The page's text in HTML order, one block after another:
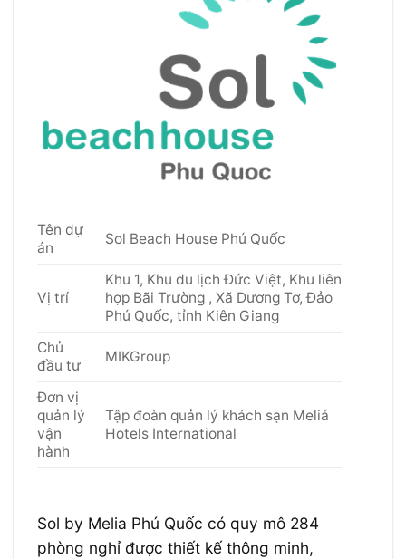
Tên dự
án
Sol Beach House Phú Quốc
Vị trí
Khu 1, Khu du lịch Đức Việt, Khu liên
hợp Bãi Trường , Xã Dương Tơ, Đảo
Phú Quốc, tỉnh Kiên Giang
Chủ
đầu tư
MIKGroup
Đơn vị
quản lý
vận
hành
Tập đoàn quản lý khách sạn Meliá
Hotels International
Sol by Melia Phú Quốc có quy mô 284
phòng nghỉ được thiết kế thông minh,